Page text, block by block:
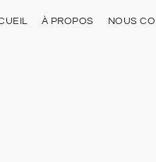
À PROPOS NOUS